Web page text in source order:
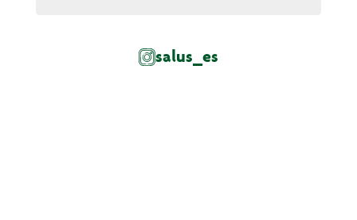
salus_es